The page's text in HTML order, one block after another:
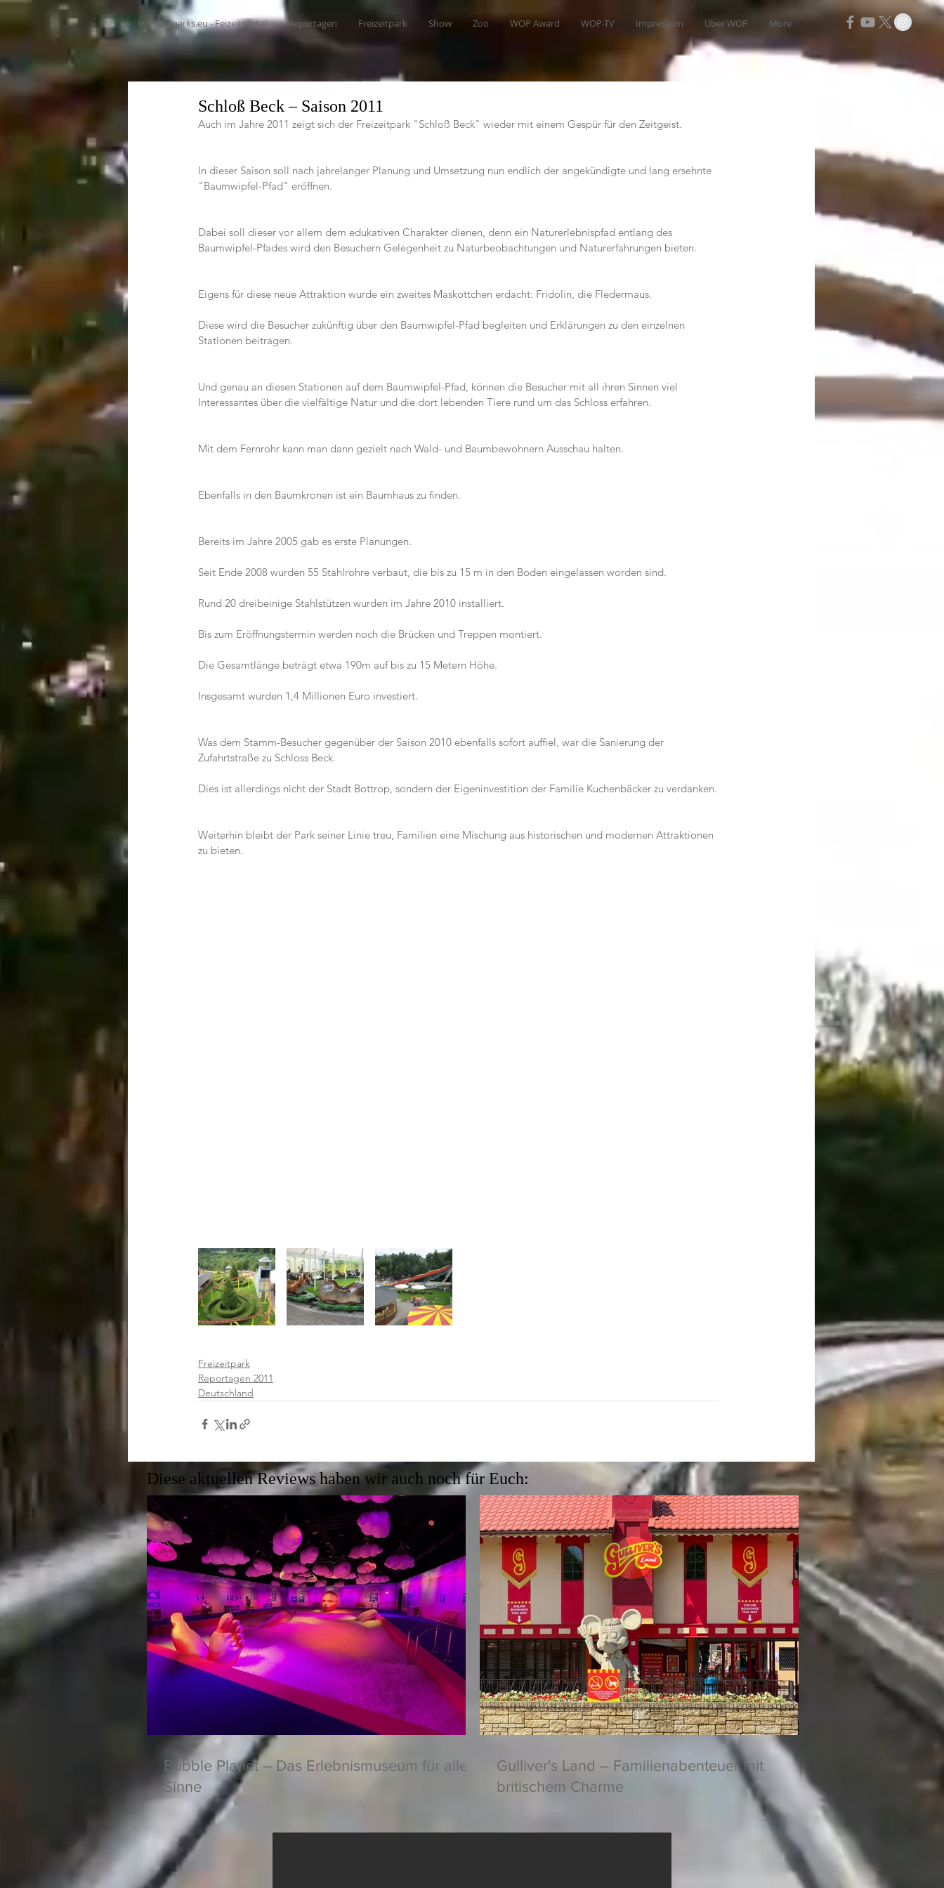
Worldofparks.eu - Feizeitportal Reportagen Freizeitpark Show Zoo WOP Award WOP-TV Impressum Über WOP More
Schloß Beck – Saison 2011
Auch im Jahre 2011 zeigt sich der Freizeitpark "Schloß Beck" wieder mit einem Gespür für den Zeitgeist.
In dieser Saison soll nach jahrelanger Planung und Umsetzung nun endlich der angekündigte und lang ersehnte
"Baumwipfel-Pfad" eröffnen.
Dabei soll dieser vor allem dem edukativen Charakter dienen, denn ein Naturerlebnispfad entlang des
Baumwipfel-Pfades wird den Besuchern Gelegenheit zu Naturbeobachtungen und Naturerfahrungen bieten.
Eigens für diese neue Attraktion wurde ein zweites Maskottchen erdacht: Fridolin, die Fledermaus.
Diese wird die Besucher zukünftig über den Baumwipfel-Pfad begleiten und Erklärungen zu den einzelnen
Stationen beitragen.
Und genau an diesen Stationen auf dem Baumwipfel-Pfad, können die Besucher mit all ihren Sinnen viel
Interessantes über die vielfältige Natur und die dort lebenden Tiere rund um das Schloss erfahren.
Mit dem Fernrohr kann man dann gezielt nach Wald- und Baumbewohnern Ausschau halten.
Ebenfalls in den Baumkronen ist ein Baumhaus zu finden.
Bereits im Jahre 2005 gab es erste Planungen.
Seit Ende 2008 wurden 55 Stahlrohre verbaut, die bis zu 15 m in den Boden eingelassen worden sind.
Rund 20 dreibeinige Stahlstützen wurden im Jahre 2010 installiert.
Bis zum Eröffnungstermin werden noch die Brücken und Treppen montiert.
Die Gesamtlänge beträgt etwa 190m auf bis zu 15 Metern Höhe.
Insgesamt wurden 1,4 Millionen Euro investiert.
Was dem Stamm-Besucher gegenüber der Saison 2010 ebenfalls sofort auffiel, war die Sanierung der
Zufahrtstraße zu Schloss Beck.
Dies ist allerdings nicht der Stadt Bottrop, sondern der Eigeninvestition der Familie Kuchenbäcker zu verdanken.
Weiterhin bleibt der Park seiner Linie treu, Familien eine Mischung aus historischen und modernen Attraktionen
zu bieten.
Freizeitpark
Reportagen 2011
Deutschland
Diese aktuellen Reviews haben wir auch noch für Euch:
Bubble Planet – Das Erlebnismuseum für alle
Sinne
Gulliver's Land – Familienabenteuer mit
britischem Charme